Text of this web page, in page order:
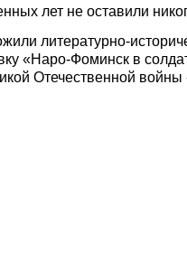
лет не оставили
литературно-
«Наро-Фоминск в
Отечественной